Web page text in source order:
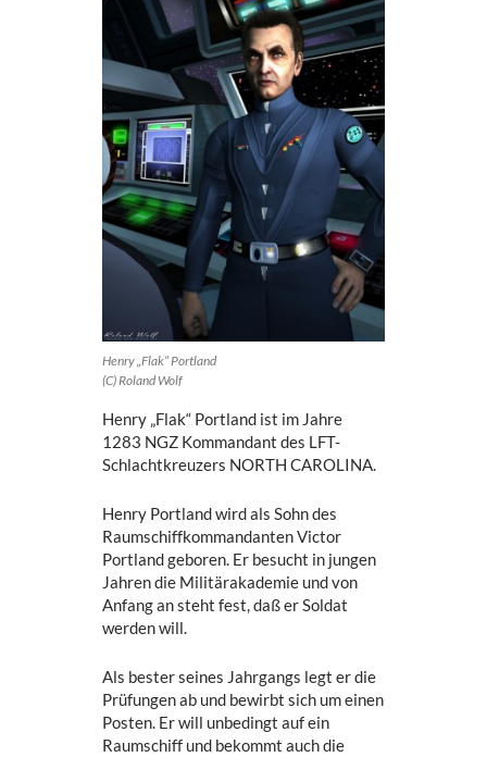
Henry „Flak“ Portland
(C) Roland Wolf
Henry „Flak“ Portland ist im Jahre
1283 NGZ Kommandant des LFT-
Schlachtkreuzers NORTH CAROLINA.
Henry Portland wird als Sohn des
Raumschiffkommandanten Victor
Portland geboren. Er besucht in jungen
Jahren die Militärakademie und von
Anfang an steht fest, daß er Soldat
werden will.
Als bester seines Jahrgangs legt er die
Prüfungen ab und bewirbt sich um einen
Posten. Er will unbedingt auf ein
Raumschiff und bekommt auch die